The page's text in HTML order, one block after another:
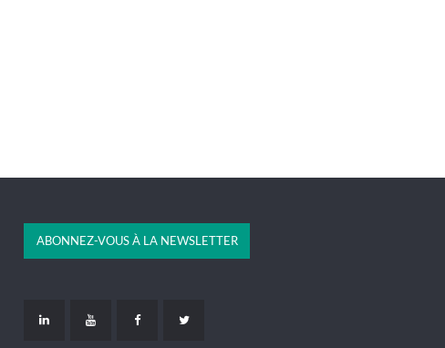
ABONNEZ-VOUS À LA NEWSLETTER